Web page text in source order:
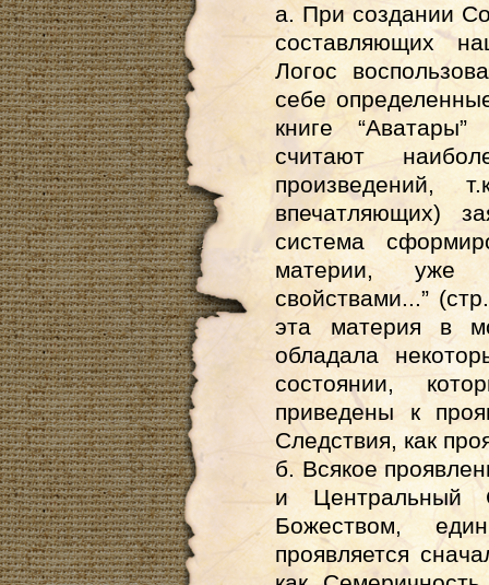
а. При создании
составляющих
Логос
себе
книге
считают
произведений,
впечатляющих)
система
материи, уже
свойствами...”
эта материя в
обладала
состоянии,
приведены к
Следствия, как
б. Всякое
и Центральный
Божеством,
проявляется